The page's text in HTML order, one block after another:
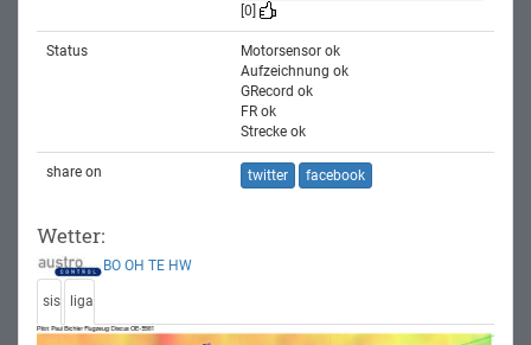
[0]
Status
Motorsensor ok
Aufzeichnung ok
GRecord ok
FR ok
Strecke ok
share on twitter facebook
Wetter:
BO OH TE HW
sis liga